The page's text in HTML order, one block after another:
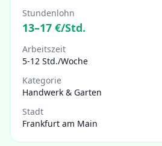
Stundenlohn
13–17 €/Std.
Arbeitszeit
5-12 Std./Woche
Kategorie
Handwerk & Garten
Stadt
Frankfurt am Main